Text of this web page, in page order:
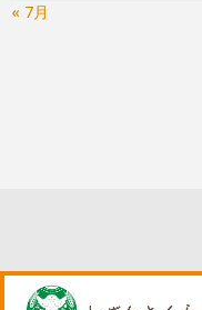
« 7月